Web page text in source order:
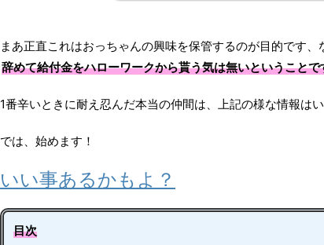
まあ正直これはおっちゃんの興味を保管するのが目的です
辞めて給付金をハローワークから貰う気は無いということで
1番辛いときに耐え忍んだ本当の仲間は、上記の様な情報はい
では、始めます！
いい事あるかもよ？
目次